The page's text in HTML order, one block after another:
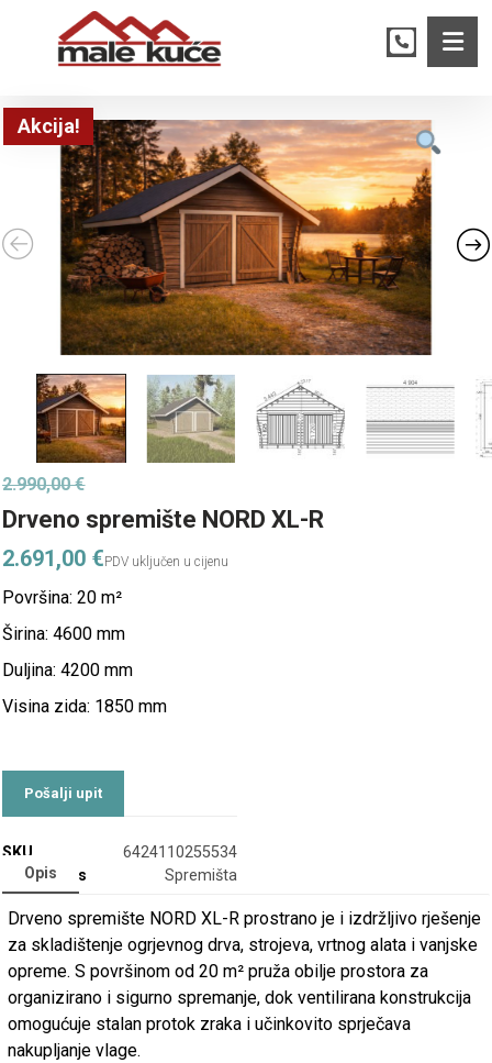
Akcija!
Drveno spremište NORD XL-R
2.990,00€
2.691,00 €
Površina: 20 m²
Širina: 4600 mm
Duljina: 4200 mm
Visina zida: 1850 mm
SKU
6424110255534
Categories
Spremišta
Opis
Drveno spremište NORD XL-R prostrano je i izdržljivo rješenje
za skladištenje ogrjevnog drva, strojeva, vrtnog alata i vanjske
opreme. S površinom od 20 m² pruža obilje prostora za
organizirano i sigurno spremanje, dok ventilirana konstrukcija
omogućuje stalan protok zraka i učinkovito sprječava
nakupljanje vlage.